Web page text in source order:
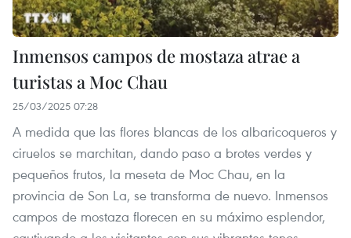
Inmensos campos de mostaza atrae a
turistas a Moc Chau
25/03/2025 07:28
A medida que las flores blancas de los albaricoqueros y
ciruelos se marchitan, dando paso a brotes verdes y
pequeños frutos, la meseta de Moc Chau, en la
provincia de Son La, se transforma de nuevo. Inmensos
campos de mostaza florecen en su máximo esplendor,